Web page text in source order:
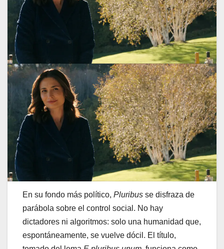
En su fondo más político, Pluribus se disfraza de
parábola sobre el control social. No hay
dictadores ni algoritmos: solo una humanidad que,
espontáneamente, se vuelve dócil. El título,